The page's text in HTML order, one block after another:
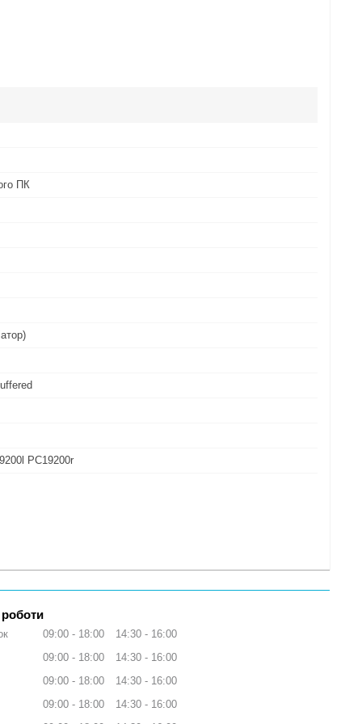
ПК
PC19200r
09:00 18:00 14:30
16:00
09:00
18:00 14:30
16:00
09:00
18:00 14:30
16:00
09:00
18:00 14:30
16:00